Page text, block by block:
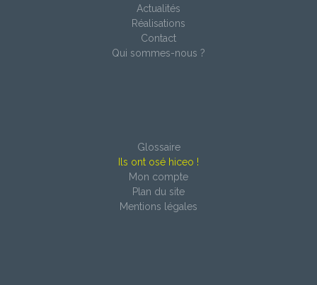
Actualités
Réalisations
Contact
Qui sommes-nous ?
Glossaire
Ils ont osé hiceo !
Mon compte
Plan du site
Mentions légales